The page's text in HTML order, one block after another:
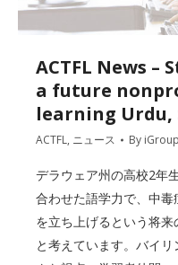
ACTFL News
a future
learning Urdu,
ACTFL, ニュース By
デラウェア州の高校2年
合わせた語学力で、中
を立ち上げるという将
と考えています。バイ